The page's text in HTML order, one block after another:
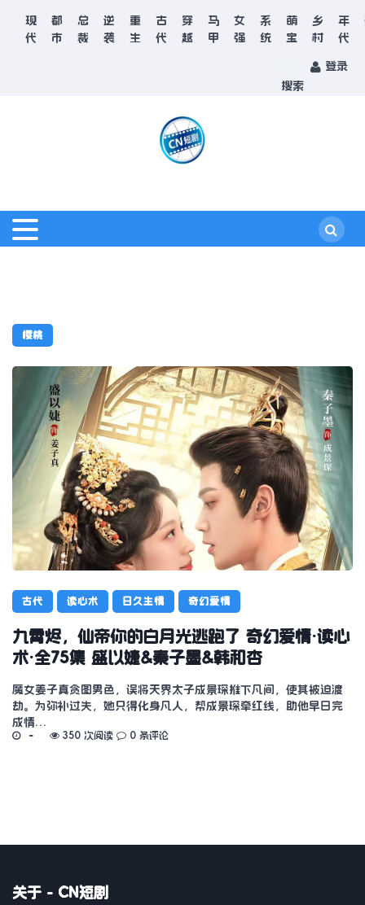
现
代
都
市
总
裁
逆
袭
重
生
古
代
穿
越
马
甲
女
强
系
统
萌
宝
乡
村
年
代
搜索
登录
樱桃
古代 读心术 日久生情 奇幻爱情
九霄烬，仙帝你的白月光逃跑了 奇幻爱情·读心
术·全75集 盛以婕&秦子墨&韩和杏
魔女姜子真贪图男色，误将天界太子成景琛推下凡间，使其被迫渡
劫。为弥补过失，她只得化身凡人，帮成景琛牵红线，助他早日完
成情…
350 次阅读 0 条评论
关于 - CN短剧